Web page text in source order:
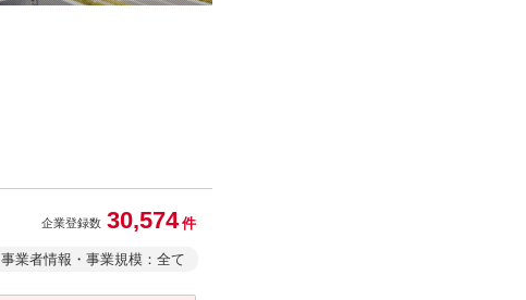
企業登録数 30,574 件
事業者情報・事業規模：全て